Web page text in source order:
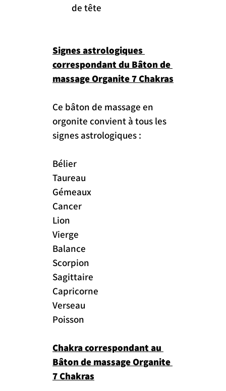
de tête
Signes astrologiques
correspondant du Bâton de
massage Organite 7 Chakras
Ce bâton de massage en
orgonite convient à tous les
signes astrologiques :
Bélier
Taureau
Gémeaux
Cancer
Lion
Vierge
Balance
Scorpion
Sagittaire
Capricorne
Verseau
Poisson
Chakra correspondant au
Bâton de massage Organite
7 Chakras